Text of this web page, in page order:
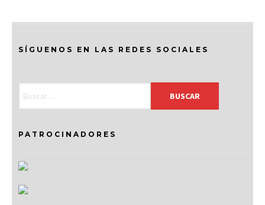
SÍGUENOS EN LAS REDES SOCIALES
PATROCINADORES